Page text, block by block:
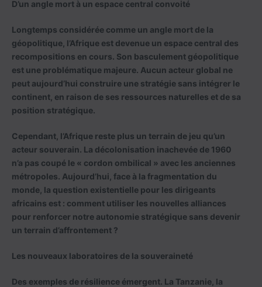
D’un angle mort à un espace central convoité
Longtemps considérée comme un angle mort de la
géopolitique, l’Afrique est devenue un espace central des
recompositions en cours. Son basculement géopolitique
est une problématique majeure. Aucun acteur global ne
peut aujourd’hui construire une stratégie sans intégrer le
continent, en raison de ses ressources naturelles et de sa
position stratégique.
Cependant, l’Afrique reste plus un terrain de jeu qu’un
acteur souverain. La décolonisation inachevée de 1960
n’a pas coupé le « cordon ombilical » avec les anciennes
métropoles. Aujourd’hui, face à la fragmentation du
monde, la question existentielle pour les dirigeants
africains est : comment utiliser les nouvelles alliances
pour renforcer notre autonomie stratégique sans devenir
un terrain d’affrontement ?
Les nouveaux laboratoires de la souveraineté
Des exemples de résilience émergent. La Tanzanie, la